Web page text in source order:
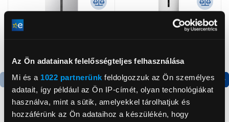
Az Ön adatainak felelősségteljes felhasználása
Mi és a 1022 partnerünk feldolgozzuk az Ön személyes
adatait, így például az Ön IP-címét, olyan technológiákat
használva, mint a sütik, amelyekkel tárolhatjuk és
hozzáférünk az Ön adataihoz a készülékén, hogy
Termék adatlap Termék adatlap